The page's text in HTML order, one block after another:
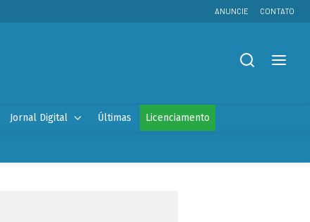
ANUNCIE CONTATO
Jornal Digital Últimas Licenciamento